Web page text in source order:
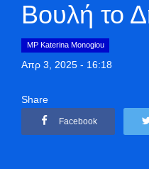
Βουλή το
MP Katerina Monogiou
Απρ 3, 2025 - 16:18
Share
Facebook